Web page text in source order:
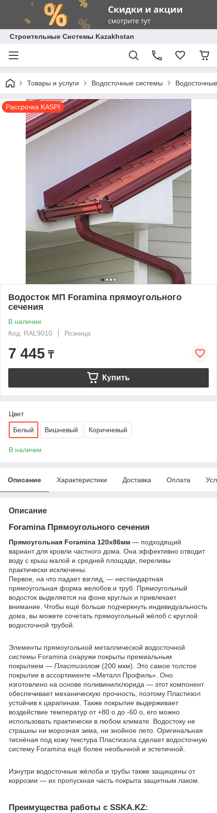
Строительные Системы Kazakhstan
Товары и услуги Водосточные системы
Рассрочка KASPI
Водосток МП Foramina прямоугольного
сечения
В наличии
Код: RAL9010
Розница
7 445 ₸
Купить
Цвет
Белый Вишневый Коричневый
В наличии
Описание Характеристики Доставка Оплата
Описание
Foramina Прямоугольного сечения
Прямоугольная Foramina 120х86мм ― подходящий
вариант для кровли частного дома. Она эффективно отводит
воду с крыш малой и средней площади, переливы
практически исключены.
Первое, на что падает взгляд, ― нестандартная
прямоугольная форма желобов и труб. Прямоугольный
водосток выделяется на фоне круглых и привлекает
внимание. Чтобы ещё больше подчеркнуть индивидуальность
дома, вы можете сочетать прямоугольный жёлоб с круглой
водосточной трубой.
Элементы прямоугольной металлической водосточной
системы Foramina снаружи покрыты премиальным
покрытием ― Пластизолом (200 мкм). Это самое толстое
покрытие в ассортименте «Металл Профиль». Оно
изготовлено на основе поливинилхлорида ― этот компонент
обеспечивает механическую прочность, поэтому Пластизол
устойчив к царапинам. Также покрытие выдерживает
воздействие температур от +80 о до -60 о, его можно
использовать практически в любом климате. Водостоку не
страшны ни морозная зима, ни знойное лето. Оригинальная
тиснёная под кожу текстура Пластизола сделает водосточную
систему Foramina ещё более необычной и эстетичной.
Изнутри водосточные жёлоба и трубы также защищены от
коррозии ― их пропускная часть покрыта защитным лаком.
Преимущества работы с SSKA.KZ: